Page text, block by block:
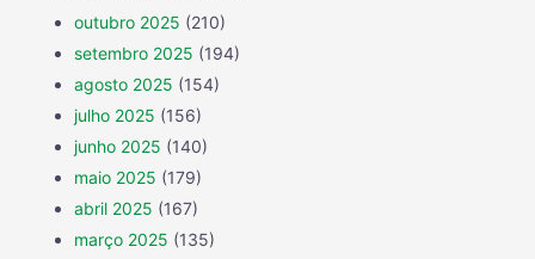
outubro 2025 (210)
setembro 2025 (194)
agosto 2025 (154)
julho 2025 (156)
junho 2025 (140)
maio 2025 (179)
abril 2025 (167)
março 2025 (135)